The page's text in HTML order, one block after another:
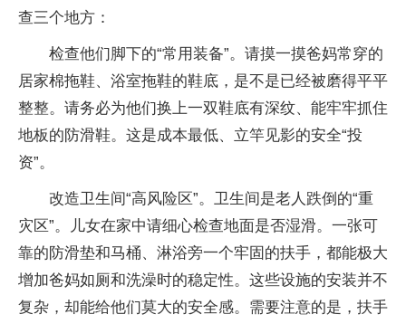
查三个地方：
检查他们脚下的“常用装备”。请摸一摸爸妈常穿的
居家棉拖鞋、浴室拖鞋的鞋底，是不是已经被磨得平平
整整。请务必为他们换上一双鞋底有深纹、能牢牢抓住
地板的防滑鞋。这是成本最低、立竿见影的安全“投
资”。
改造卫生间“高风险区”。卫生间是老人跌倒的“重
灾区”。儿女在家中请细心检查地面是否湿滑。一张可
靠的防滑垫和马桶、淋浴旁一个牢固的扶手，都能极大
增加爸妈如厕和洗澡时的稳定性。这些设施的安装并不
复杂，却能给他们莫大的安全感。需要注意的是，扶手